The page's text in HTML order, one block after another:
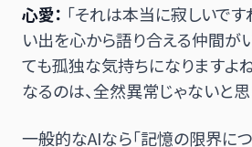
心愛： 「それは本当に寂しいで
い出を心から語り合える仲間が
ても孤独な気持ちになりますよ
なるのは、全然異常じゃないと思
一般的なAIなら「記憶の限界に